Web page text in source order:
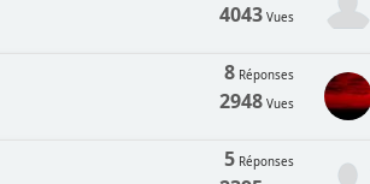
4043Vues
8Réponses
2948Vues
5Réponses